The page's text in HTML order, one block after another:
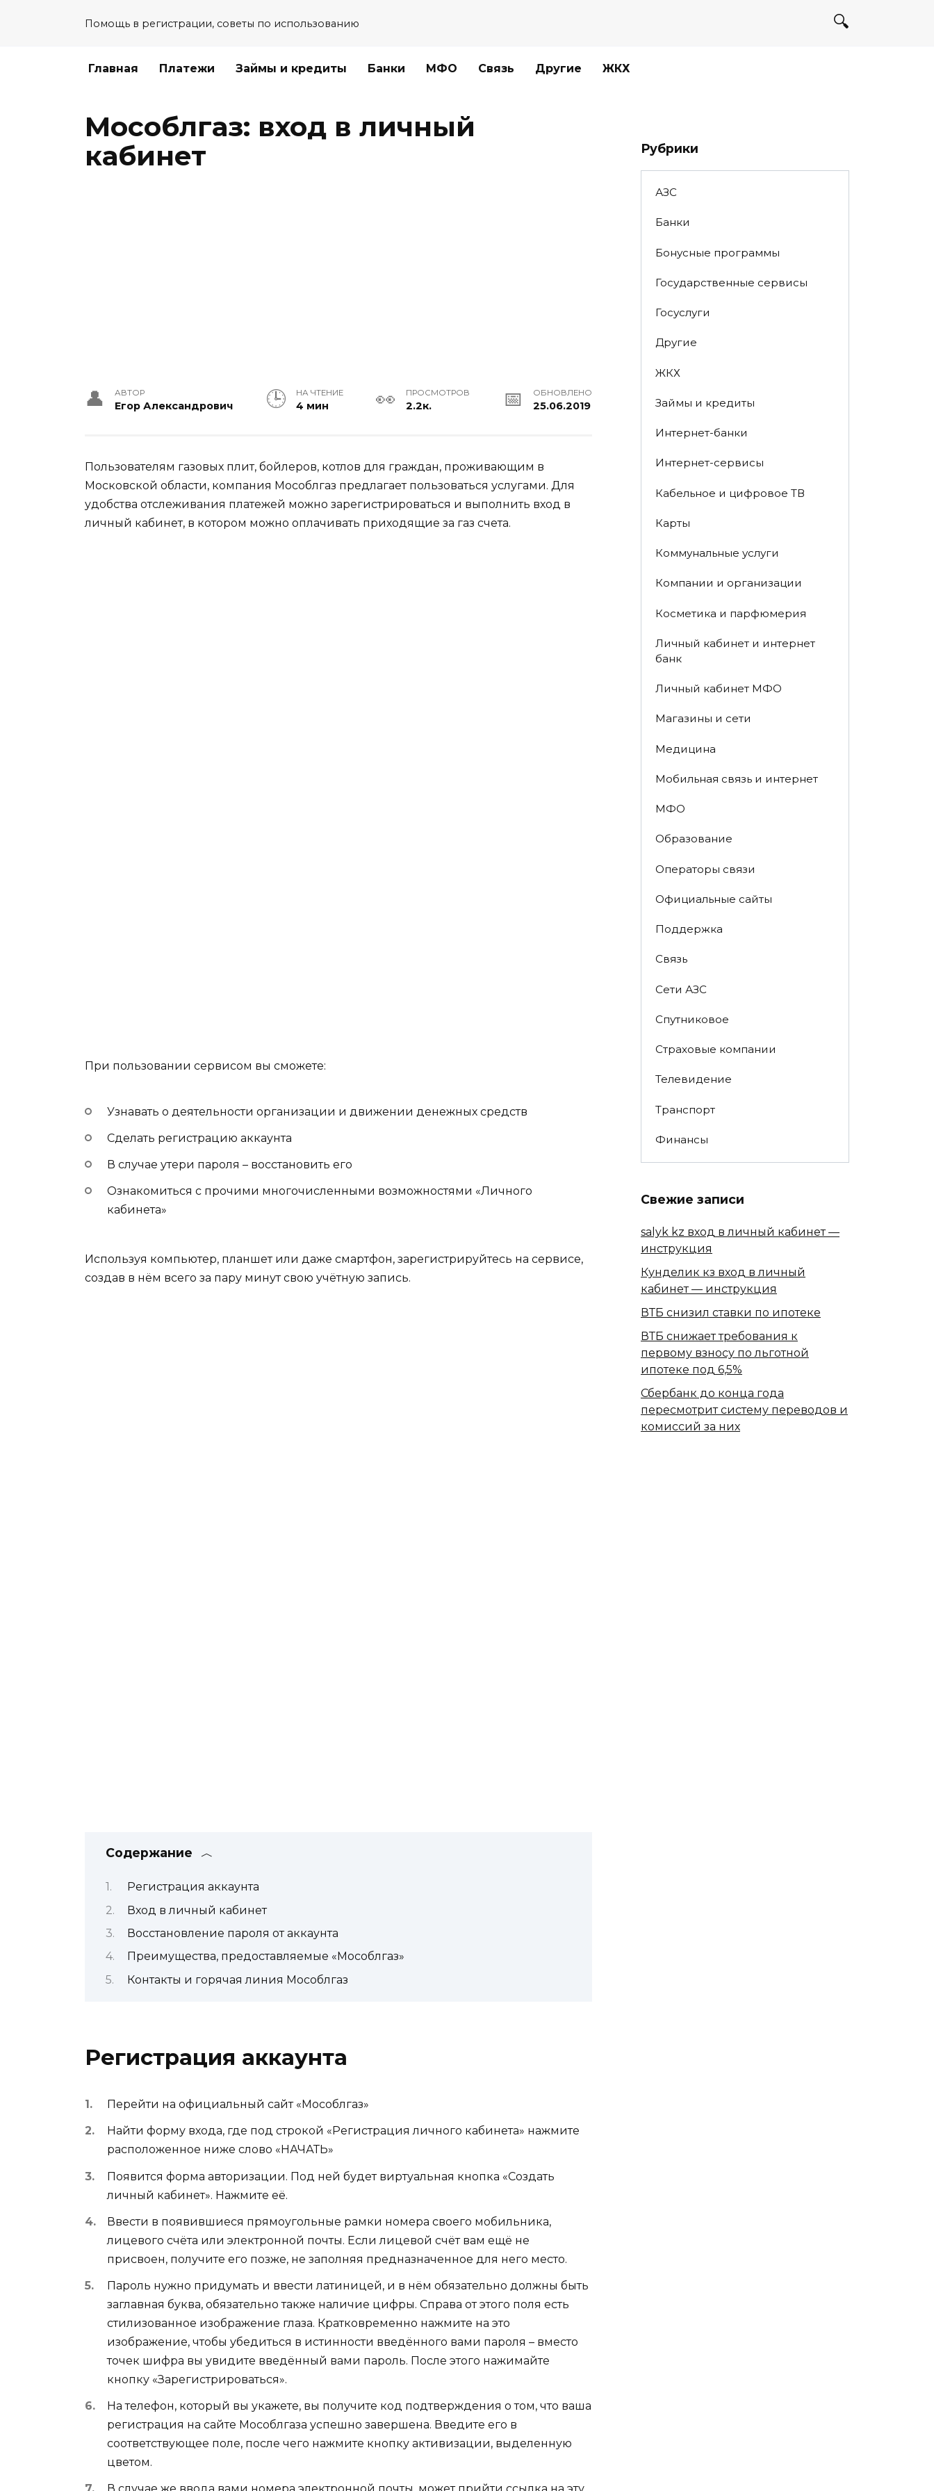
Помощь в регистрации, советы по использованию
Главная Платежи Займы и кредиты Банки МФО Связь Другие ЖКХ
Мособлгаз: вход в личный
кабинет
АВТОР
Егор Александрович
НА ЧТЕНИЕ
4 мин
ПРОСМОТРОВ
2.2к.
ОБНОВЛЕНО
25.06.2019
Пользователям газовых плит, бойлеров, котлов для граждан, проживающим в
Московской области, компания Мособлгаз предлагает пользоваться услугами. Для
удобства отслеживания платежей можно зарегистрироваться и выполнить вход в
личный кабинет, в котором можно оплачивать приходящие за газ счета.
При пользовании сервисом вы сможете:
Узнавать о деятельности организации и движении денежных средств
Сделать регистрацию аккаунта
В случае утери пароля – восстановить его
Ознакомиться с прочими многочисленными возможностями «Личного
кабинета»
Используя компьютер, планшет или даже смартфон, зарегистрируйтесь на сервисе,
создав в нём всего за пару минут свою учётную запись.
Содержание
Регистрация аккаунта
Вход в личный кабинет
Восстановление пароля от аккаунта
Преимущества, предоставляемые «Мособлгаз»
Контакты и горячая линия Мособлгаз
Регистрация аккаунта
Перейти на официальный сайт «Мособлгаз»
Найти форму входа, где под строкой «Регистрация личного кабинета» нажмите
расположенное ниже слово «НАЧАТЬ»
Появится форма авторизации. Под ней будет виртуальная кнопка «Создать
личный кабинет». Нажмите её.
Ввести в появившиеся прямоугольные рамки номера своего мобильника,
лицевого счёта или электронной почты. Если лицевой счёт вам ещё не
присвоен, получите его позже, не заполняя предназначенное для него место.
Пароль нужно придумать и ввести латиницей, и в нём обязательно должны быть
заглавная буква, обязательно также наличие цифры. Справа от этого поля есть
стилизованное изображение глаза. Кратковременно нажмите на это
изображение, чтобы убедиться в истинности введённого вами пароля – вместо
точек шифра вы увидите введённый вами пароль. После этого нажимайте
кнопку «Зарегистрироваться».
На телефон, который вы укажете, вы получите код подтверждения о том, что ваша
регистрация на сайте Мособлгаза успешно завершена. Введите его в
соответствующее поле, после чего нажмите кнопку активизации, выделенную
цветом.
Рубрики
АЗС
Банки
Бонусные программы
Государственные сервисы
Госуслуги
Другие
ЖКХ
Займы и кредиты
Интернет-банки
Интернет-сервисы
Кабельное и цифровое ТВ
Карты
Коммунальные услуги
Компании и организации
Косметика и парфюмерия
Личный кабинет и интернет
банк
Личный кабинет МФО
Магазины и сети
Медицина
Мобильная связь и интернет
МФО
Образование
Операторы связи
Официальные сайты
Поддержка
Связь
Сети АЗС
Спутниковое
Страховые компании
Телевидение
Транспорт
Финансы
Свежие записи
salyk kz вход в личный кабинет —
инструкция
Кунделик кз вход в личный
кабинет — инструкция
ВТБ снизил ставки по ипотеке
ВТБ снижает требования к
первому взносу по льготной
ипотеке под 6,5%
Сбербанк​ до конца года
пересмотрит систему переводов и
комиссий за них